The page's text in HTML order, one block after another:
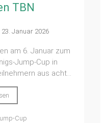
TBN
23. Januar 2026
am 6. Januar zum
Jump-Cup in
aus acht...
Cup